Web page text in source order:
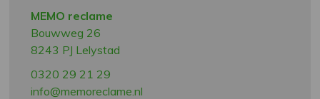
MEMO reclame
Bouwweg 26
8243 PJ Lelystad
0320 29 21 29
info@memoreclame.nl